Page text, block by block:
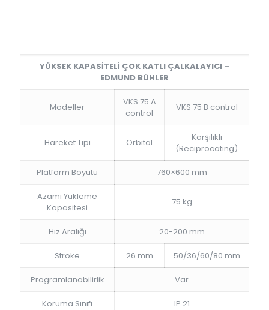
YÜKSEK KAPASİTELİ ÇOK KATLI ÇALKALAYICI –
EDMUND BÜHLER
Modeller
VKS 75 A
control
VKS 75 B control
Hareket Tipi Orbital
Karşılıklı
(Reciprocating)
Platform Boyutu 760×600 mm
Azami Yükleme
Kapasitesi
75 kg
Hız Aralığı 20-200 mm
Stroke 26 mm 50/36/60/80 mm
Programlanabilirlik Var
Koruma Sınıfı IP 21